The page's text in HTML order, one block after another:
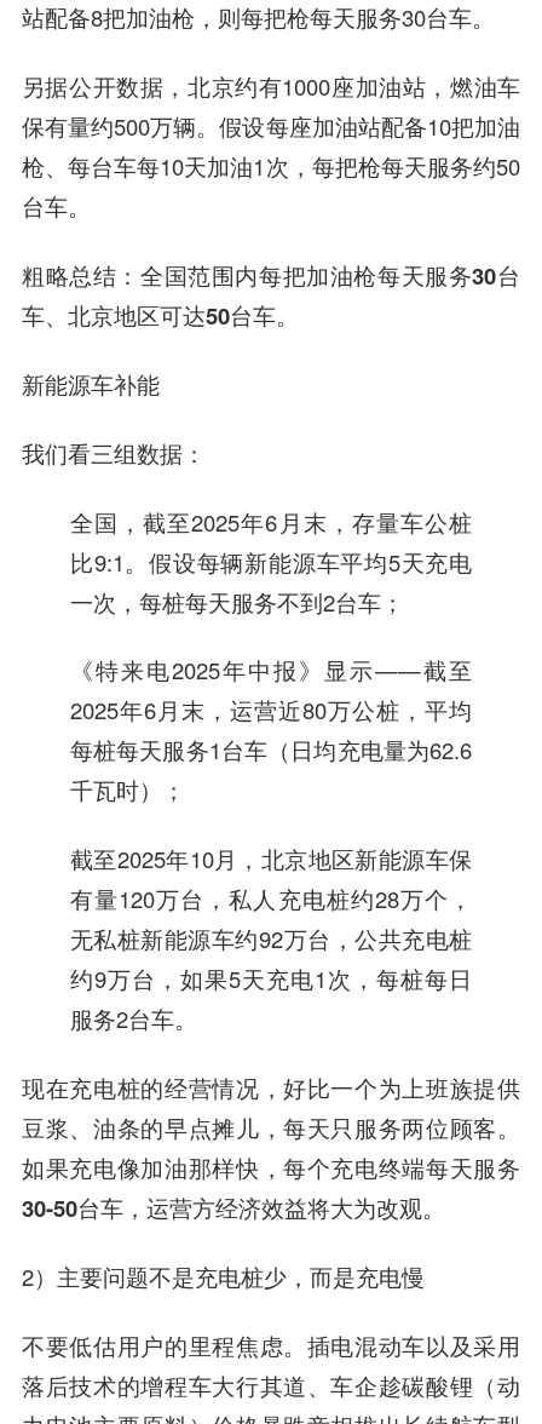
站配备8把加油枪，则每把枪每天服务30台车。
另据公开数据，北京约有1000座加油站，燃油车
保有量约500万辆。假设每座加油站配备10把加油
枪、每台车每10天加油1次，每把枪每天服务约50
台车。
粗略总结： 全国范围内每把加油枪每天服务30台
车、北京地区可达50台车。
新能源车补能
我们看三组数据：
全国，截至2025年6月末，存量车公桩
比9:1。假设每辆新能源车平均5天充电
一次，每桩每天服务不到2台车；
《特来电2025年中报》显示——截至
2025年6月末，运营近80万公桩，平均
每桩每天服务1台车（日均充电量为62.6
千瓦时）；
截至2025年10月，北京地区新能源车保
有量120万台，私人充电桩约28万个，
无私桩新能源车约92万台，公共充电桩
约9万台，如果5天充电1次，每桩每日
服务2台车。
现在充电桩的经营情况，好比一个为上班族提供
豆浆、油条的早点摊儿，每天只服务两位顾客。
如果充电像加油那样快，每个充电终端每天服务
30-50台车，运营方经济效益将大为改观。
2）主要问题不是充电桩少，而是充电慢
不要低估用户的里程焦虑。插电混动车以及采用
落后技术的增程车大行其道、车企趁碳酸锂（动